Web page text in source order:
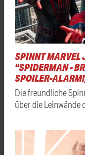
SPINNT MARVEL
"SPIDERMAN -
SPOILER-
Die freundliche
über die Leinwände